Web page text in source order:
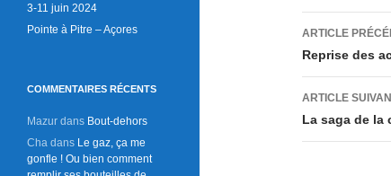
des
articles
ARTICLE
Reprise des
ARTICLE
La saga de la
3-11 juin 2024
Pointe à Pitre – Açores
COMMENTAIRES RÉCENTS
Mazur dans Bout-dehors
Cha dans Le gaz, ça me
gonfle ! Ou bien comment